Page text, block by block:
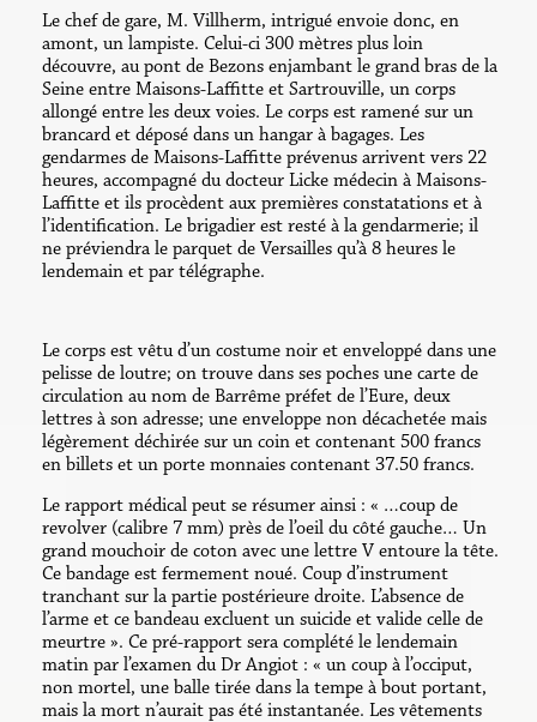
Le chef de gare, M. Villherm, intrigué envoie donc, en
amont, un lampiste. Celui-ci 300 mètres plus loin
découvre, au pont de Bezons enjambant le grand bras de la
Seine entre Maisons-Laffitte et Sartrouville, un corps
allongé entre les deux voies. Le corps est ramené sur un
brancard et déposé dans un hangar à bagages. Les
gendarmes de Maisons-Laffitte prévenus arrivent vers 22
heures, accompagné du docteur Licke médecin à Maisons-
Laffitte et ils procèdent aux premières constatations et à
l’identification. Le brigadier est resté à la gendarmerie; il
ne préviendra le parquet de Versailles qu’à 8 heures le
lendemain et par télégraphe.
Le corps est vêtu d’un costume noir et enveloppé dans une
pelisse de loutre; on trouve dans ses poches une carte de
circulation au nom de Barrême préfet de l’Eure, deux
lettres à son adresse; une enveloppe non décachetée mais
légèrement déchirée sur un coin et contenant 500 francs
en billets et un porte monnaies contenant 37.50 francs.
Le rapport médical peut se résumer ainsi : « …coup de
revolver (calibre 7 mm) près de l’oeil du côté gauche… Un
grand mouchoir de coton avec une lettre V entoure la tête.
Ce bandage est fermement noué. Coup d’instrument
tranchant sur la partie postérieure droite. L’absence de
l’arme et ce bandeau excluent un suicide et valide celle de
meurtre ». Ce pré-rapport sera complété le lendemain
matin par l’examen du Dr Angiot : « un coup à l’occiput,
non mortel, une balle tirée dans la tempe à bout portant,
mais la mort n’aurait pas été instantanée. Les vêtements